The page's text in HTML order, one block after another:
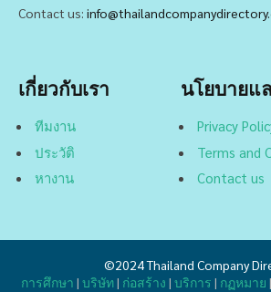
Contact us:
เกี่ยวกับเรา
ทีมงาน
ประวัติ
หางาน
นโยบายแ
Privacy
Terms and
Contact us
©2024Thailand Company
การศึกษา | บริษัท| ก่อสร้าง | บริการ | กฏหมาย |